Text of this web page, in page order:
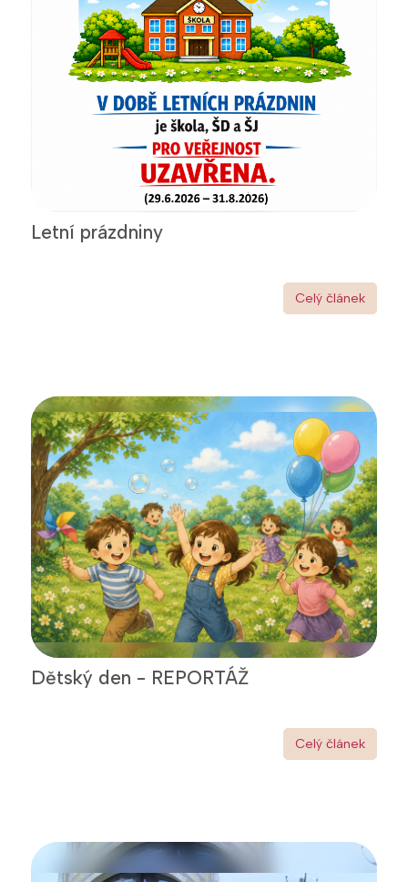
Letní prázdniny
Celý článek
Dětský den - REPORTÁŽ
Celý článek